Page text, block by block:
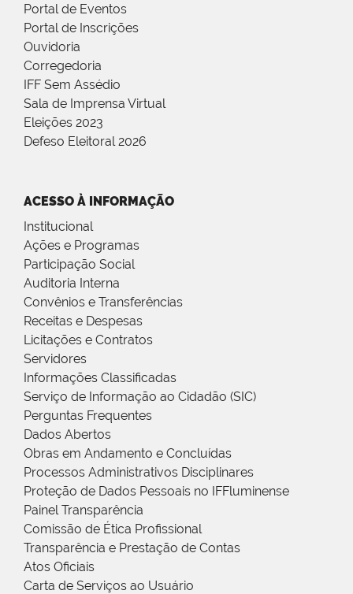
Portal de Eventos
Portal de Inscrições
Ouvidoria
Corregedoria
IFF Sem Assédio
Sala de Imprensa Virtual
Eleições 2023
Defeso Eleitoral 2026
ACESSO À INFORMAÇÃO
Institucional
Ações e Programas
Participação Social
Auditoria Interna
Convênios e Transferências
Receitas e Despesas
Licitações e Contratos
Servidores
Informações Classificadas
Serviço de Informação ao Cidadão (SIC)
Perguntas Frequentes
Dados Abertos
Obras em Andamento e Concluídas
Processos Administrativos Disciplinares
Proteção de Dados Pessoais no IFFluminense
Painel Transparência
Comissão de Ética Profissional
Transparência e Prestação de Contas
Atos Oficiais
Carta de Serviços ao Usuário